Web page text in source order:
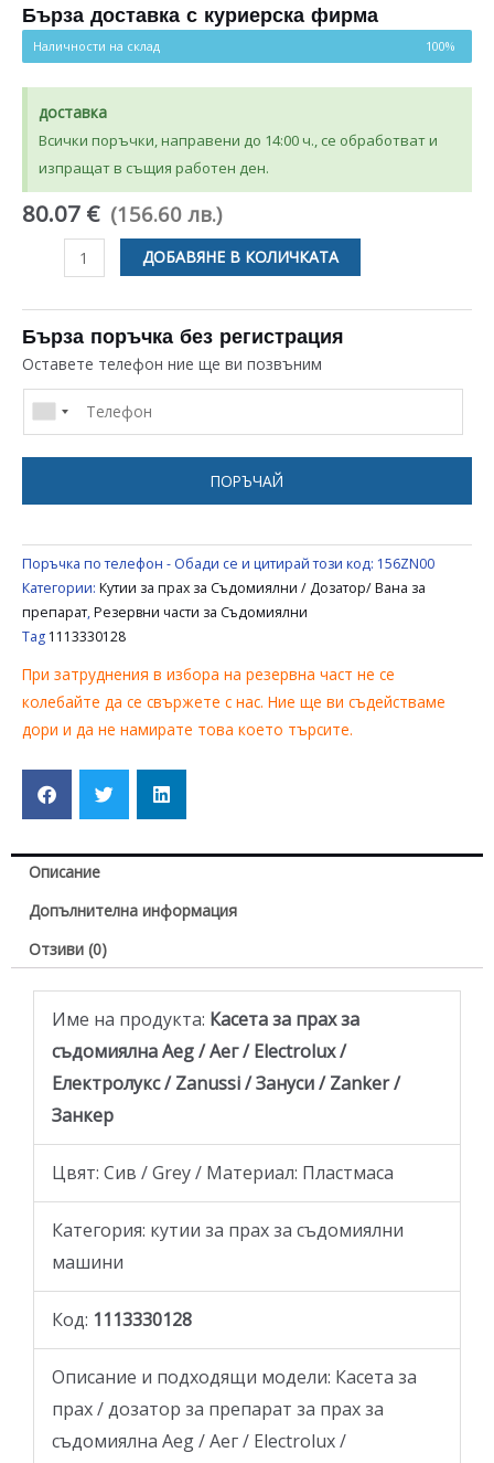
Бърза доставка с куриерска фирма
Наличности на склад 100%
доставка
Всички поръчки, направени до 14:00 ч., се обработват и
изпращат в същия работен ден.
80.07 € (156.60 лв.)
количество
КАСЕТА
ЗА
ПРАХ
ЗА
СЪДОМИЯЛНА
AEG
ДОБАВЯНЕ В КОЛИЧКАТА
Бърза поръчка без регистрация
Оставете телефон ние ще ви позвъним
ПОРЪЧАЙ
Поръчка по телефон - Обади се и цитирай този код: 156ZN00
Категории: Кутии за прах за Съдомиялни / Дозатор/ Вана за
препарат,Резервни части за Съдомиялни
Tag 1113330128
При затруднения в избора на резервна част не се
колебайте да се свържете с нас. Ние ще ви съдействаме
дори и да не намирате това което търсите.
Описание
Допълнителна информация
Отзиви (0)
Име на продукта: Касета за прах за
съдомиялна Aeg / Аег / Electrolux /
Електролукс / Zanussi / Зануси / Zanker /
Занкер
Цвят: Сив / Grey / Материал: Пластмаса
Категория: кутии за прах за съдомиялни
машини
Код: 1113330128
Описание и подходящи модели: Касета за
прах / дозатор за препарат за прах за
съдомиялна Aeg / Аег / Electrolux /